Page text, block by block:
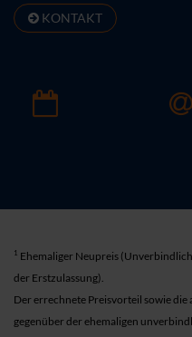
KONTAKT
1 Ehemaliger Neupreis
der Erstzulassung).
Der errechnete Preisvorteil sowie die
gegenüber der ehemaligen